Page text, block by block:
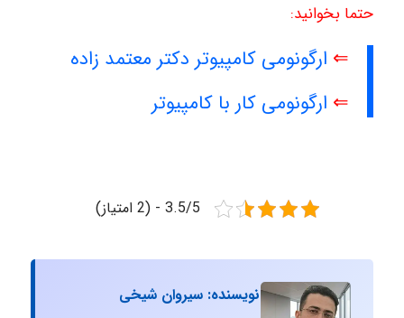
حتما بخوانید:
⇐ ارگونومی کامپیوتر دکتر معتمد زاده
⇐ ارگونومی کار با کامپیوتر
3.5/5 - (2 امتیاز)
نویسنده: سیروان شیخی